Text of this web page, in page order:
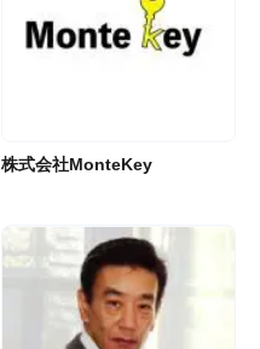
株式会社MonteKey